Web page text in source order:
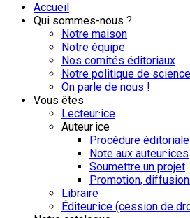
Accueil
Qui sommes-nous ?
Notre maison
Notre équipe
Nos comités éditoriaux
Notre politique de
On parle de nous !
Vous êtes
Lecteur·ice
Auteur·ice
Procédure éditoriale
Note aux auteur·ices
Soumettre un projet
Promotion,
Libraire
Éditeur·ice (cession de